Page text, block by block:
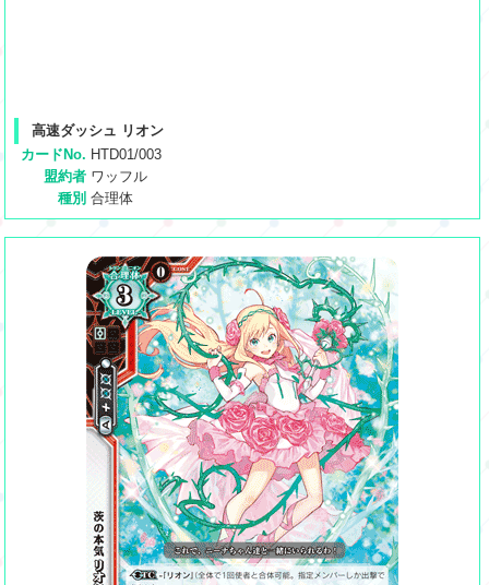
高速ダッシュ リオン
カードNo. HTD01/003
盟約者 ワッフル
種別 合理体